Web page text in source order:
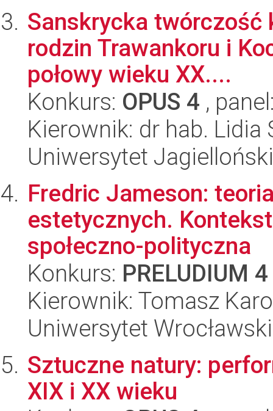
Sanskrycka
rodzin Trawankoru i
połowy wieku XX....
Konkurs: OPUS 4 ,
Kierownik: dr hab. Lidia
Uniwersytet
Fredric Jameson:
estetycznych.
społeczno-polityczna
Konkurs: PRELUDIUM 4
Kierownik: Tomasz
Uniwersytet
Sztuczne natury:
XIX i XX wieku